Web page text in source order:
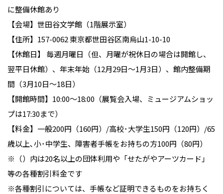
に整備休館あり
【会場】世田谷文学館（1階展示室）
【住所】157-0062 東京都世田谷区南烏山1-10-10
【休館日】 毎週月曜日（但、月曜が祝休日の場合は開館し、
翌平日休館）、年末年始（12月29日～1月3日）、館内整備期
間（3月10日～18日）
【開館時間】10:00～18:00（展覧会入場、ミュージアムショッ
プは17:30まで）
【料金】一般200円（160円）/高校･大学生150円（120円）/65
歳以上､小･中学生、障害者手帳をお持ちの方100円（80円）
※（）内は20名以上の団体利用や「せたがやアーツカード」
等の各種割引料金です
※各種割引については、手帳など証明できるものをお持ちく